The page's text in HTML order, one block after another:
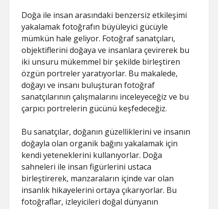
Doğa ile insan arasındaki benzersiz etkileşimi
yakalamak fotoğrafın büyüleyici gücüyle
mümkün hale geliyor. Fotoğraf sanatçıları,
objektiflerini doğaya ve insanlara çevirerek bu
iki unsuru mükemmel bir şekilde birleştiren
özgün portreler yaratıyorlar. Bu makalede,
doğayı ve insanı buluşturan fotoğraf
sanatçılarının çalışmalarını inceleyeceğiz ve bu
çarpıcı portrelerin gücünü keşfedeceğiz.
Bu sanatçılar, doğanın güzelliklerini ve insanın
doğayla olan organik bağını yakalamak için
kendi yeteneklerini kullanıyorlar. Doğa
sahneleri ile insan figürlerini ustaca
birleştirerek, manzaraların içinde var olan
insanlık hikayelerini ortaya çıkarıyorlar. Bu
fotoğraflar, izleyicileri doğal dünyanın